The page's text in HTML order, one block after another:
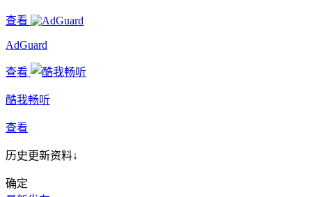
查看
AdGuard
查看
酷我畅听
查看
历史更新资料↓
确定